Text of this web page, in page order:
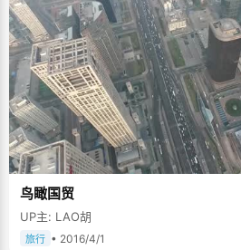
鸟瞰国贸
UP主: LAO胡
旅行 • 2016/4/1